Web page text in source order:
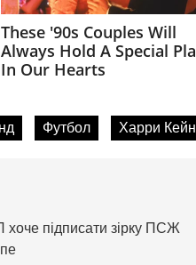
Футбол Харри Кейн
підписати зірку ПСЖ